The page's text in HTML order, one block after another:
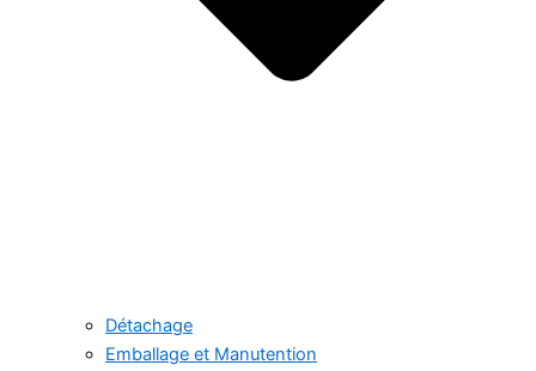
Détachage
Emballage et Manutention